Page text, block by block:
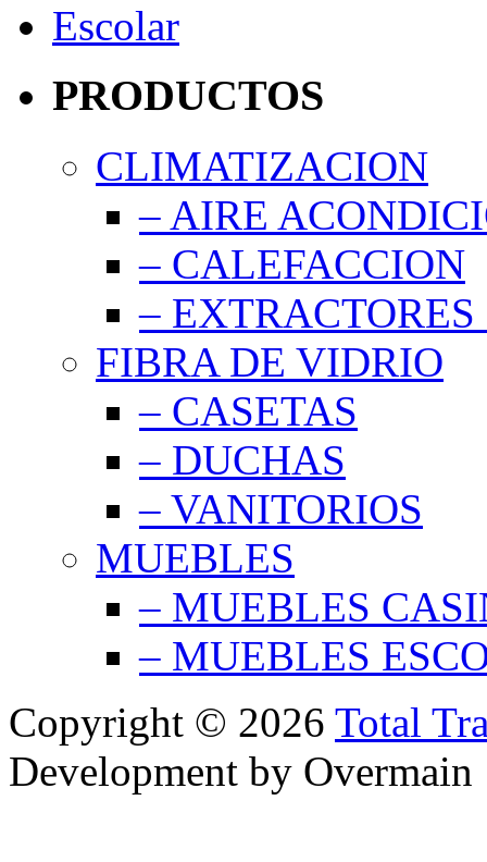
PRODUCTOS
CLIMATIZACION
– AIRE
– CALEFACCION
–
FIBRA DE VIDRIO
– CASETAS
– DUCHAS
– VANITORIOS
MUEBLES
– MUEBLES
– MUEBLES
Copyright © 2026 Total
Development by Overmain